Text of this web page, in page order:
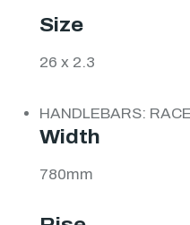
Size
26 x 2.3
HANDLEBARS:
Width
780mm